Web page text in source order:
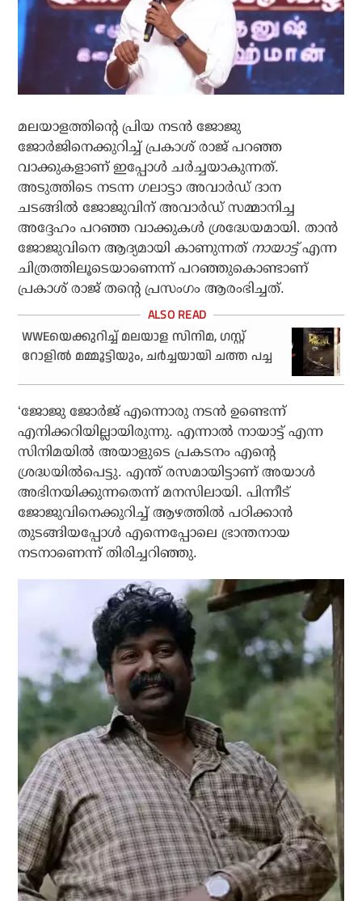
മലയാളത്തിന്റെ പ്രിയ നടന്‍ ജോജു
ജോര്‍ജിനെക്കുറിച്ച് പ്രകാശ് രാജ് പറഞ്ഞ
വാക്കുകളാണ് ഇപ്പോള്‍ ചര്‍ച്ചയാകുന്നത്.
അടുത്തിടെ നടന്ന ഗലാട്ടാ അവാര്‍ഡ് ദാന
ചടങ്ങില്‍ ജോജുവിന് അവാര്‍ഡ് സമ്മാനിച്ച
അദ്ദേഹം പറഞ്ഞ വാക്കുകള്‍ ശ്രദ്ധേയമായി. താന്‍
ജോജുവിനെ ആദ്യമായി കാണുന്നത് നായാട്ട്എന്ന
ചിത്രത്തിലൂടെയാണെന്ന് പറഞ്ഞുകൊണ്ടാണ്
പ്രകാശ് രാജ് തന്റെ പ്രസംഗം ആരംഭിച്ചത്.
WWEയെക്കുറിച്ച് മലയാള സിനിമ, ഗസ്റ്റ്
റോളില്‍ മമ്മൂട്ടിയും, ചര്‍ച്ചയായി ചത്ത പച്ച
‘ജോജു ജോര്‍ജ് എന്നൊരു നടന്‍ ഉണ്ടെന്ന്
എനിക്കറിയില്ലായിരുന്നു. എന്നാല്‍ നായാട്ട് എന്ന
സിനിമയില്‍ അയാളുടെ പ്രകടനം എന്റെ
ശ്രദ്ധയില്‍പെട്ടു. എന്ത് രസമായിട്ടാണ് അയാള്‍
അഭിനയിക്കുന്നതെന്ന് മനസിലായി. പിന്നീട്
ജോജുവിനെക്കുറിച്ച് ആഴത്തില്‍ പഠിക്കാന്‍
തുടങ്ങിയപ്പോള്‍ എന്നെപ്പോലെ ഭ്രാന്തനായ
നടനാണെന്ന് തിരിച്ചറിഞ്ഞു.